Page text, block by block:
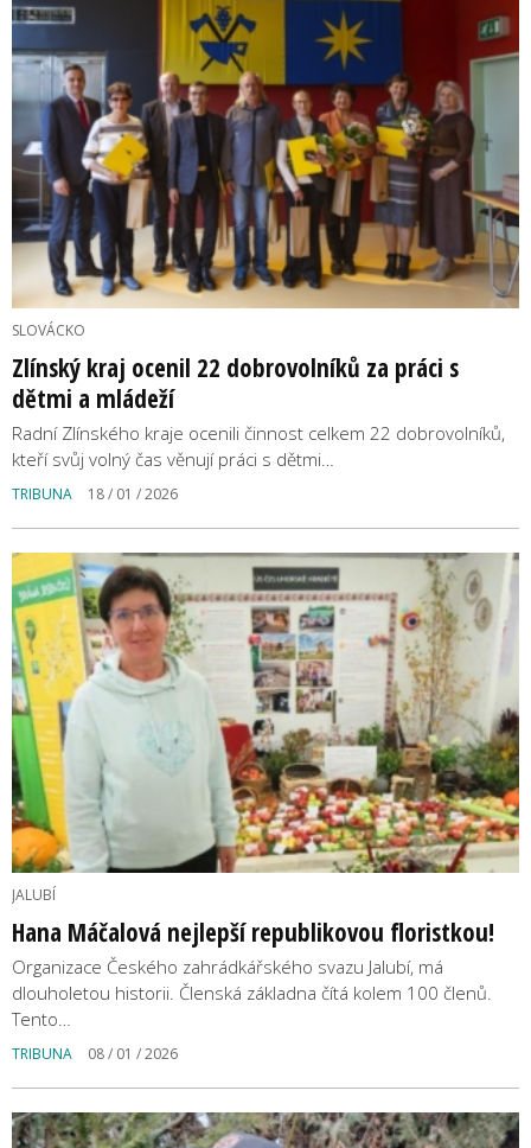
SLOVÁCKO
Zlínský kraj ocenil 22 dobrovolníků za práci s
dětmi a mládeží
Radní Zlínského kraje ocenili činnost celkem 22 dobrovolníků,
kteří svůj volný čas věnují práci s dětmi…
TRIBUNA 18 / 01 / 2026
JALUBÍ
Hana Máčalová nejlepší republikovou floristkou!
Organizace Českého zahrádkářského svazu Jalubí, má
dlouholetou historii. Členská základna čítá kolem 100 členů.
Tento…
TRIBUNA 08 / 01 / 2026